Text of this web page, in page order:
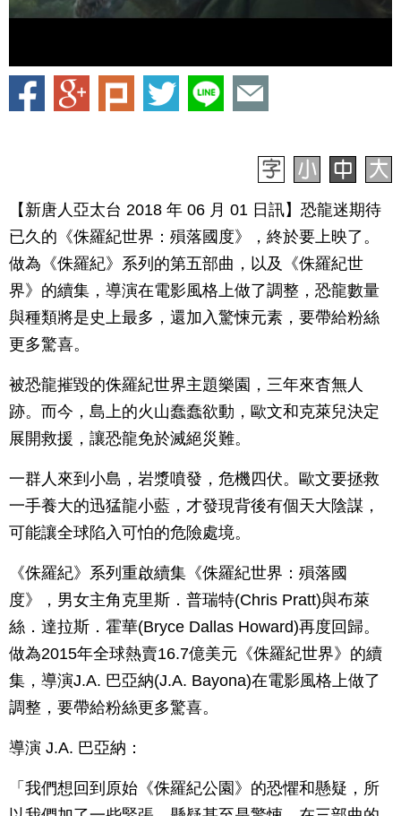
【新唐人亞太台 2018 年 06 月 01 日訊】恐龍迷期待
已久的《侏羅紀世界：殞落國度》，終於要上映了。
做為《侏羅紀》系列的第五部曲，以及《侏羅紀世
界》的續集，導演在電影風格上做了調整，恐龍數量
與種類將是史上最多，還加入驚悚元素，要帶給粉絲
更多驚喜。
被恐龍摧毀的侏羅紀世界主題樂園，三年來杳無人
跡。而今，島上的火山蠢蠢欲動，歐文和克萊兒決定
展開救援，讓恐龍免於滅絕災難。
一群人來到小島，岩漿噴發，危機四伏。歐文要拯救
一手養大的迅猛龍小藍，才發現背後有個天大陰謀，
可能讓全球陷入可怕的危險處境。
《侏羅紀》系列重啟續集《侏羅紀世界：殞落國
度》，男女主角克里斯．普瑞特(Chris Pratt)與布萊
絲．達拉斯．霍華(Bryce Dallas Howard)再度回歸。
做為2015年全球熱賣16.7億美元《侏羅紀世界》的續
集，導演J.A. 巴亞納(J.A. Bayona)在電影風格上做了
調整，要帶給粉絲更多驚喜。
導演 J.A. 巴亞納：
「我們想回到原始《侏羅紀公園》的恐懼和懸疑，所